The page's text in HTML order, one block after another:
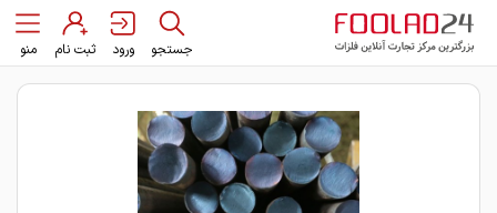
جستجو ورود ثبت نام منو